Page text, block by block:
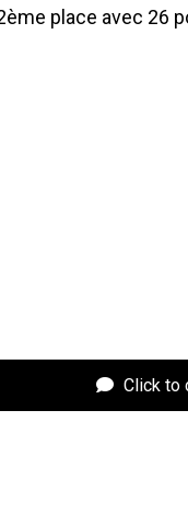
place avec 26
Click to